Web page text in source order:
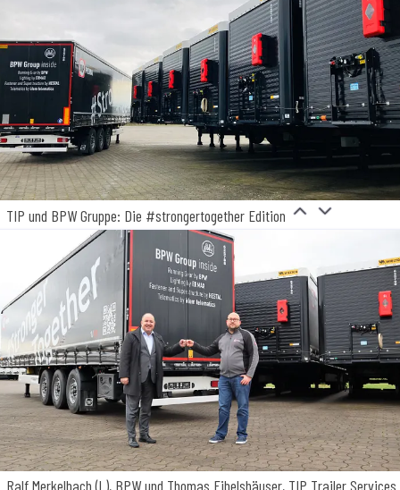
TIP und BPW Gruppe: Die #strongertogether Edition
Ralf Merkelbach (l.), BPW und Thomas Eibelshäuser, TIP Trailer Services